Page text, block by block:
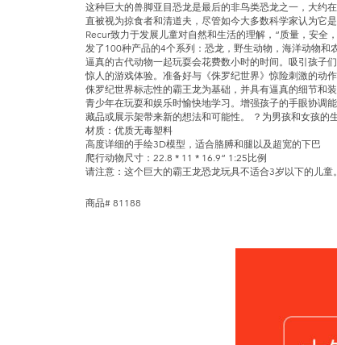
这种巨大的兽脚亚目恐龙是最后的非鸟类恐龙之一，大约
直被视为掠食者和清道夫，尽管如今大多数科学家认为它
Recur致力于发展儿童对自然和生活的理解，“质量，安全
发了100种产品的4个系列：恐龙，野生动物，海洋动物
逼真的古代动物一起玩耍会花费数小时的时间。吸引孩子
惊人的游戏体验。准备好与《侏罗纪世界》惊险刺激的动
侏罗纪世界标志性的霸王龙为基础，并具有逼真的细节和
青少年在玩耍和娱乐时愉快地学习。增强孩子的手眼协调
藏品或展示架带来新的想法和可能性。 ？为男孩和女孩的
材质：优质无毒塑料
高度详细的手绘3D模型，适合胳膊和腿以及超宽的下巴
爬行动物尺寸：22.8 * 11 * 16.9“ 1:25比例
请注意：这个巨大的霸王龙恐龙玩具不适合3岁以下的儿童
商品# 81188